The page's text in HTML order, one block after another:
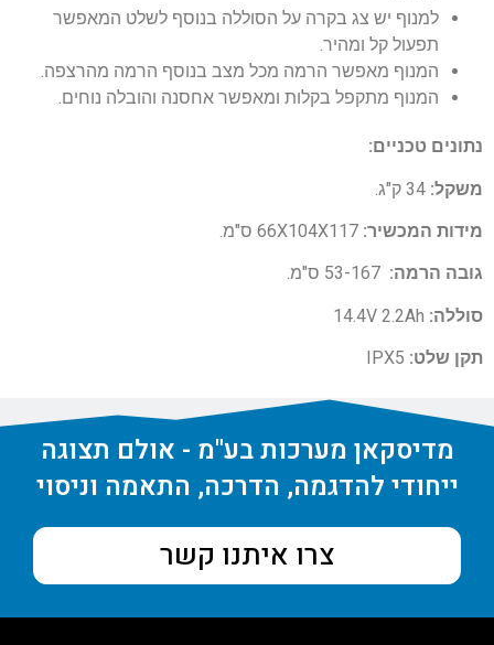
למנוף יש צג בקרה על הסוללה בנוסף לשלט המאפשר
תפעול קל ומהיר.
המנוף מאפשר הרמה מכל מצב בנוסף הרמה מהרצפה.
המנוף מתקפל בקלות ומאפשר אחסנה והובלה נוחים.
נתונים טכניים:
משקל: 34 ק"ג.
מידות המכשיר: 66X104X117 ס"מ.
גובה הרמה:
סוללה:
תקן שלט: IPX5
מדיסקאן מערכות בע"מ - אולם תצוגה
ייחודי להדגמה, הדרכה, התאמה וניסוי
צרו איתנו קשר